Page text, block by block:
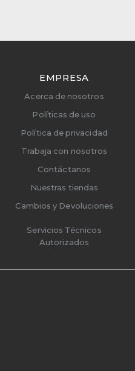
EMPRESA
Acerca de nosotros
Políticas de uso
Política de privacidad
Trabaja con nosotros
Contáctanos
Nuestras tiendas
Cambios y Devoluciones
Servicios Técnicos
Autorizados